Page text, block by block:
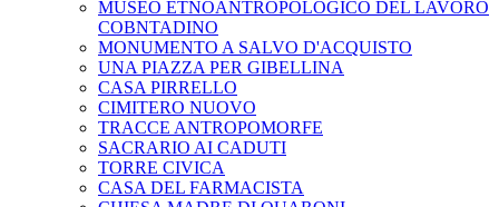
MUSEO ETNOANTROPOLOGICO DEL LAVORO
COBNTADINO
MONUMENTO A SALVO D'ACQUISTO
UNA PIAZZA PER GIBELLINA
CASA PIRRELLO
CIMITERO NUOVO
TRACCE ANTROPOMORFE
SACRARIO AI CADUTI
TORRE CIVICA
CASA DEL FARMACISTA